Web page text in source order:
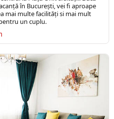
în București, vei fi aproape
mai multe facilități si mai mult
un cuplu.